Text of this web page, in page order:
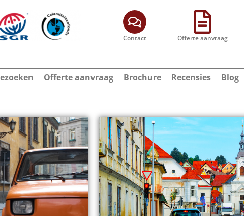
Contact Offerte aanvraag
Offerte aanvraag Brochure Recensies Blog